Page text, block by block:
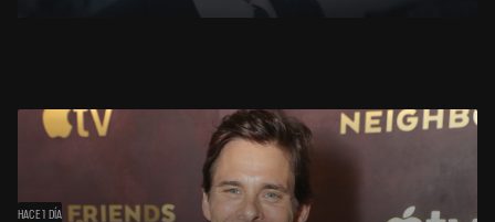
HACE 1 DÍA